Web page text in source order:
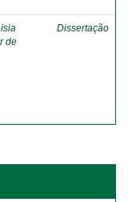
de
Dissertação